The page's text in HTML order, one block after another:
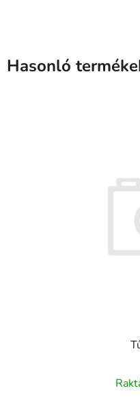
Hasonló